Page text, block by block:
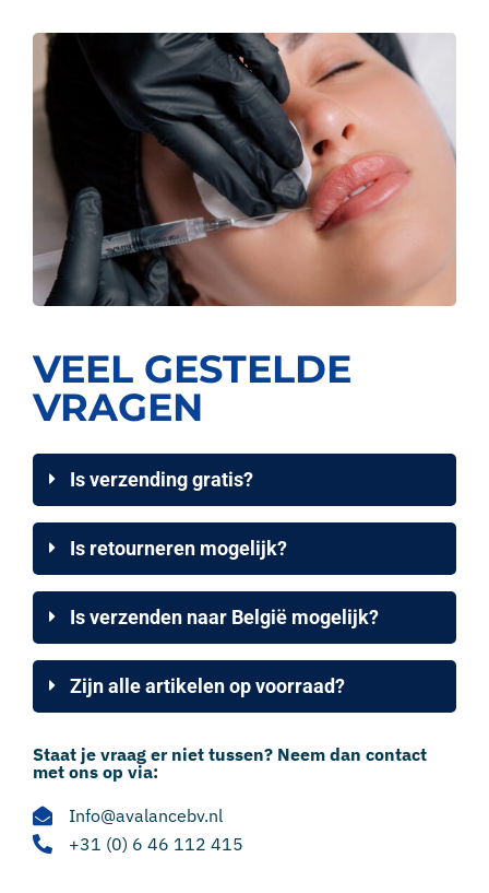
VEEL GESTELDE
VRAGEN
Is verzending gratis?
Is retourneren mogelijk?
Is verzenden naar België mogelijk?
Zijn alle artikelen op voorraad?
Staat je vraag er niet tussen? Neem dan contact
met ons op via:
Info@avalancebv.nl
+31 (0) 6 46 112 415